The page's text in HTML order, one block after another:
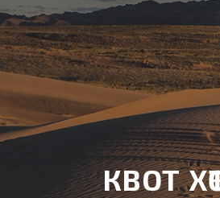
КВОТ